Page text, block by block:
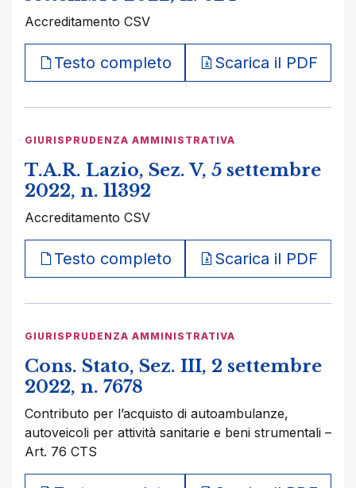
Accreditamento CSV
Testo completo Scarica il PDF
GIURISPRUDENZA AMMINISTRATIVA
T.A.R. Lazio, Sez. V, 5 settembre
2022, n. 11392
Accreditamento CSV
Testo completo Scarica il PDF
GIURISPRUDENZA AMMINISTRATIVA
Cons. Stato, Sez. III, 2 settembre
2022, n. 7678
Contributo per l’acquisto di autoambulanze,
autoveicoli per attività sanitarie e beni strumentali –
Art. 76 CTS